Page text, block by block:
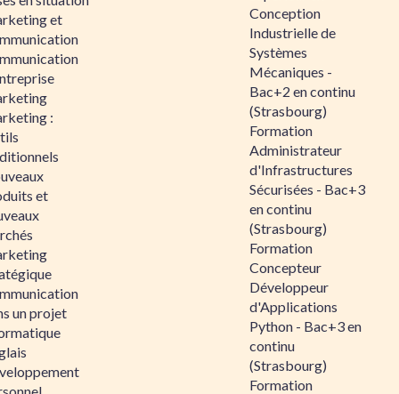
et
:
et
un projet
Conception
Industrielle de
Systèmes
Mécaniques -
Bac+2 en continu
(Strasbourg)
Formation
Administrateur
d'Infrastructures
Sécurisées - Bac+3
en continu
(Strasbourg)
Formation
Concepteur
Développeur
d'Applications
Python - Bac+3 en
continu
(Strasbourg)
Formation